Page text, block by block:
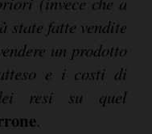
state fatte vendite
un prodotto
e i costi di
resi su quel
.